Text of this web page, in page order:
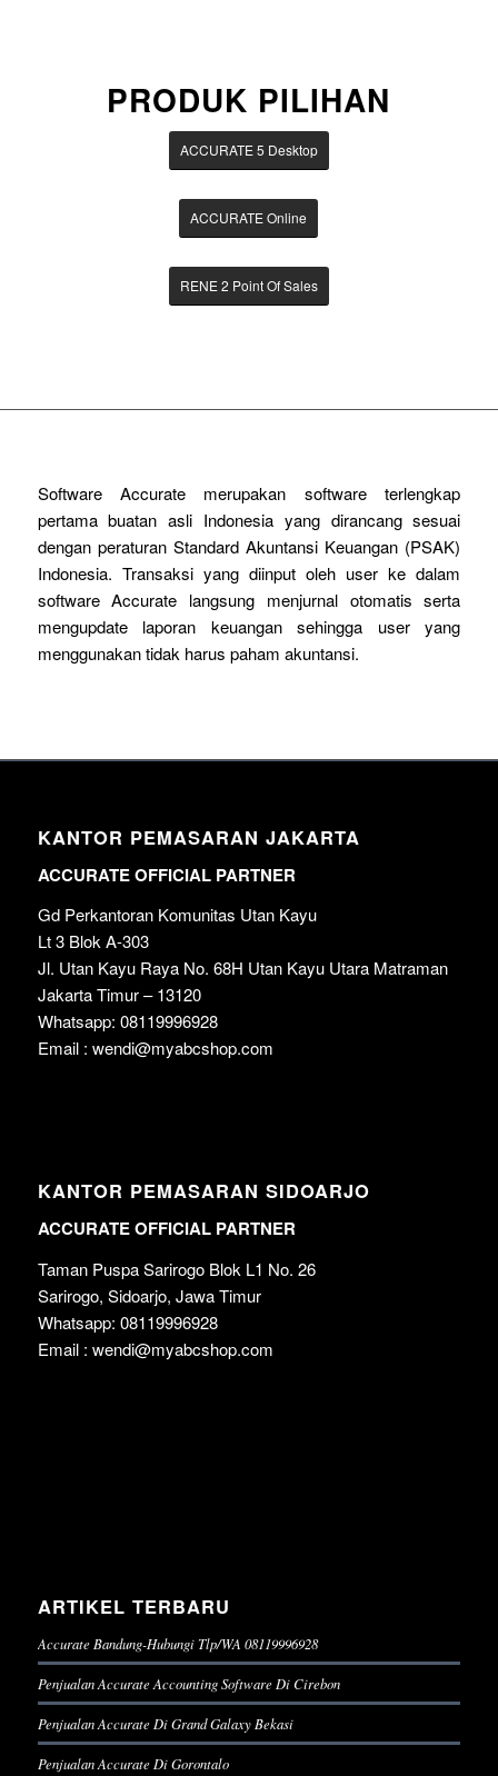
PRODUK PILIHAN
ACCURATE 5 Desktop
ACCURATE Online
RENE 2 Point Of Sales
Software Accurate merupakan software terlengkap
pertama buatan asli Indonesia yang dirancang sesuai
dengan peraturan Standard Akuntansi Keuangan (PSAK)
Indonesia. Transaksi yang diinput oleh user ke dalam
software Accurate langsung menjurnal otomatis serta
mengupdate laporan keuangan sehingga user yang
menggunakan tidak harus paham akuntansi.
KANTOR PEMASARAN JAKARTA
ACCURATE OFFICIAL PARTNER
Gd Perkantoran Komunitas Utan Kayu
Lt 3 Blok A-303
Jl. Utan Kayu Raya No. 68H Utan Kayu Utara Matraman
Jakarta Timur – 13120
Whatsapp: 08119996928
Email : wendi@myabcshop.com
KANTOR PEMASARAN SIDOARJO
ACCURATE OFFICIAL PARTNER
Taman Puspa Sarirogo Blok L1 No. 26
Sarirogo, Sidoarjo, Jawa Timur
Whatsapp: 08119996928
Email : wendi@myabcshop.com
ARTIKEL TERBARU
Accurate Bandung-Hubungi Tlp/WA 08119996928
Penjualan Accurate Accounting Software Di Cirebon
Penjualan Accurate Di Grand Galaxy Bekasi
Penjualan Accurate Di Gorontalo